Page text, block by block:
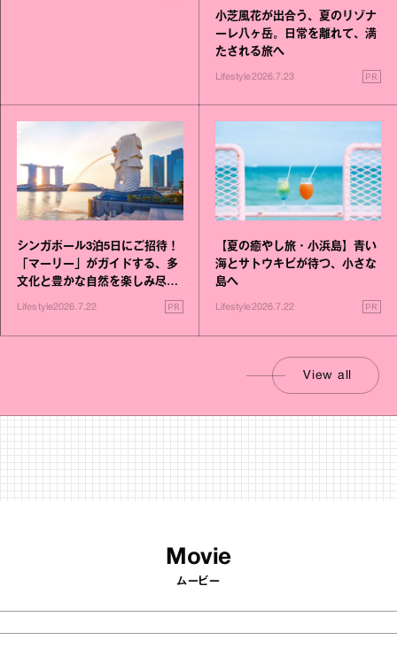
小芝風花が出合う、夏のリゾナ
ーレ八ヶ岳。日常を離れて、満
たされる旅へ
Lifestyle2026.7.23 PR
シンガポール3泊5日にご招待！
「マーリー」がガイドする、多
文化と豊かな自然を楽しみ尽く
Lifestyle2026.7.22 PR
【夏の癒やし旅・小浜島】青い
海とサトウキビが待つ、小さな
島へ
Lifestyle2026.7.22 PR
View all
Movie
ムービー